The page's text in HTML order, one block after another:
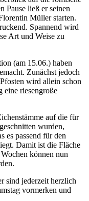
Pause ließ er seinen
Müller starten.
Spannend wird
Art und Weise zu
(am 15.06.) haben
Zunächst jedoch
wird allein schon
eine riesengroße
auf die für
wurden,
es passend für den
Damit ist die Fläche
können nun
sind jederzeit herzlich
vormerken und